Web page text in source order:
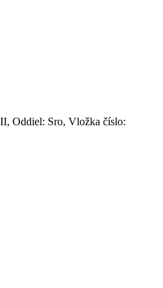
Oddiel: Sro, Vložka číslo: